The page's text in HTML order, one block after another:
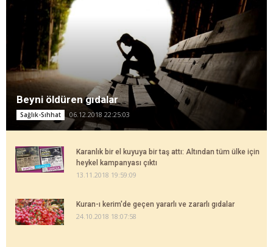
Beyni öldüren gıdalar
Sağlık-Sıhhat 06.12.2018 22:25:03
Karanlık bir el kuyuya bir taş attı: Altından tüm ülke için
heykel kampanyası çıktı
13.11.2018 19:59:09
Kuran-ı kerim'de geçen yararlı ve zararlı gıdalar
24.10.2018 18:07:58